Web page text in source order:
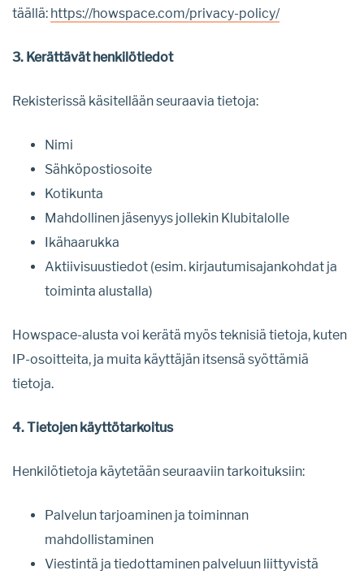
täällä: https://howspace.com/privacy-policy/
3. Kerättävät henkilötiedot
Rekisterissä käsitellään seuraavia tietoja:
Nimi
Sähköpostiosoite
Kotikunta
Mahdollinen jäsenyys jollekin Klubitalolle
Ikähaarukka
Aktiivisuustiedot (esim. kirjautumisajankohdat ja
toiminta alustalla)
Howspace-alusta voi kerätä myös teknisiä tietoja, kuten
IP-osoitteita, ja muita käyttäjän itsensä syöttämiä
tietoja.
4. Tietojen käyttötarkoitus
Henkilötietoja käytetään seuraaviin tarkoituksiin:
Palvelun tarjoaminen ja toiminnan
mahdollistaminen
Viestintä ja tiedottaminen palveluun liittyvistä